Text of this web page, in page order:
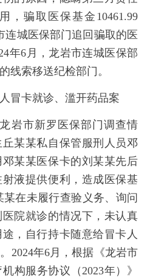
，骗取医保基金10461.99
连城医保部门追回骗取的医
年6月，龙岩市连城医保部
线索移送纪检部门。
卡就诊、滥开药品案
市新罗医保部门调查情
某某私自保管服刑人员邓
某某医保卡的刘某某先后
液提供便利，造成医保基
某在未履行查验义务、询问
院就诊的情况下，未认真
，自行持卡随意给冒卡人
2024年6月，根据《龙岩市
构服务协议（2023年）》